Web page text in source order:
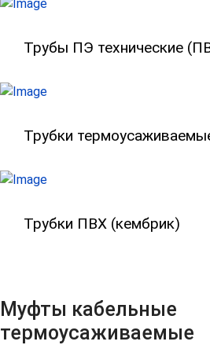
Трубы ПЭ
Трубы ПЭ технические
Трубки
Трубки
Трубки ПВХ (кембрик)
Трубки ПВХ (кембрик)
Муфты кабельные
термоусаживаемые